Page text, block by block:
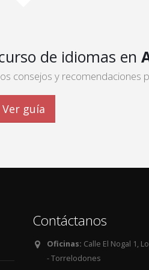
de idiomas en
consejos y recomendaciones
Ver guía
Contáctanos
Oficinas: Calle El Nogal 1,
- Torrelodones